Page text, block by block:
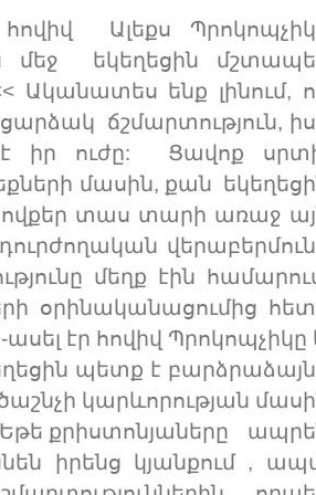
հովիվ Ալեքս
մեջ եկեղեցին
Ականատես ենք լինում,
ճշմարտություն,
է իր ուժը: Ցավոք
մասին, քան
տաս տարի առաջ
մեղք էին
օրինականացումից
էր հովիվ Պրոկոպչիկը
պետք է
կարևորության
Եթե քրիստոնյաները
իրենց կյանքում ,